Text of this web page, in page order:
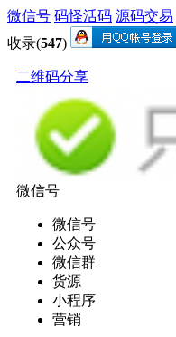
微信号 码怪活码 源码交易
收录(547)
二维码分享
微信号
微信号
公众号
微信群
货源
小程序
营销